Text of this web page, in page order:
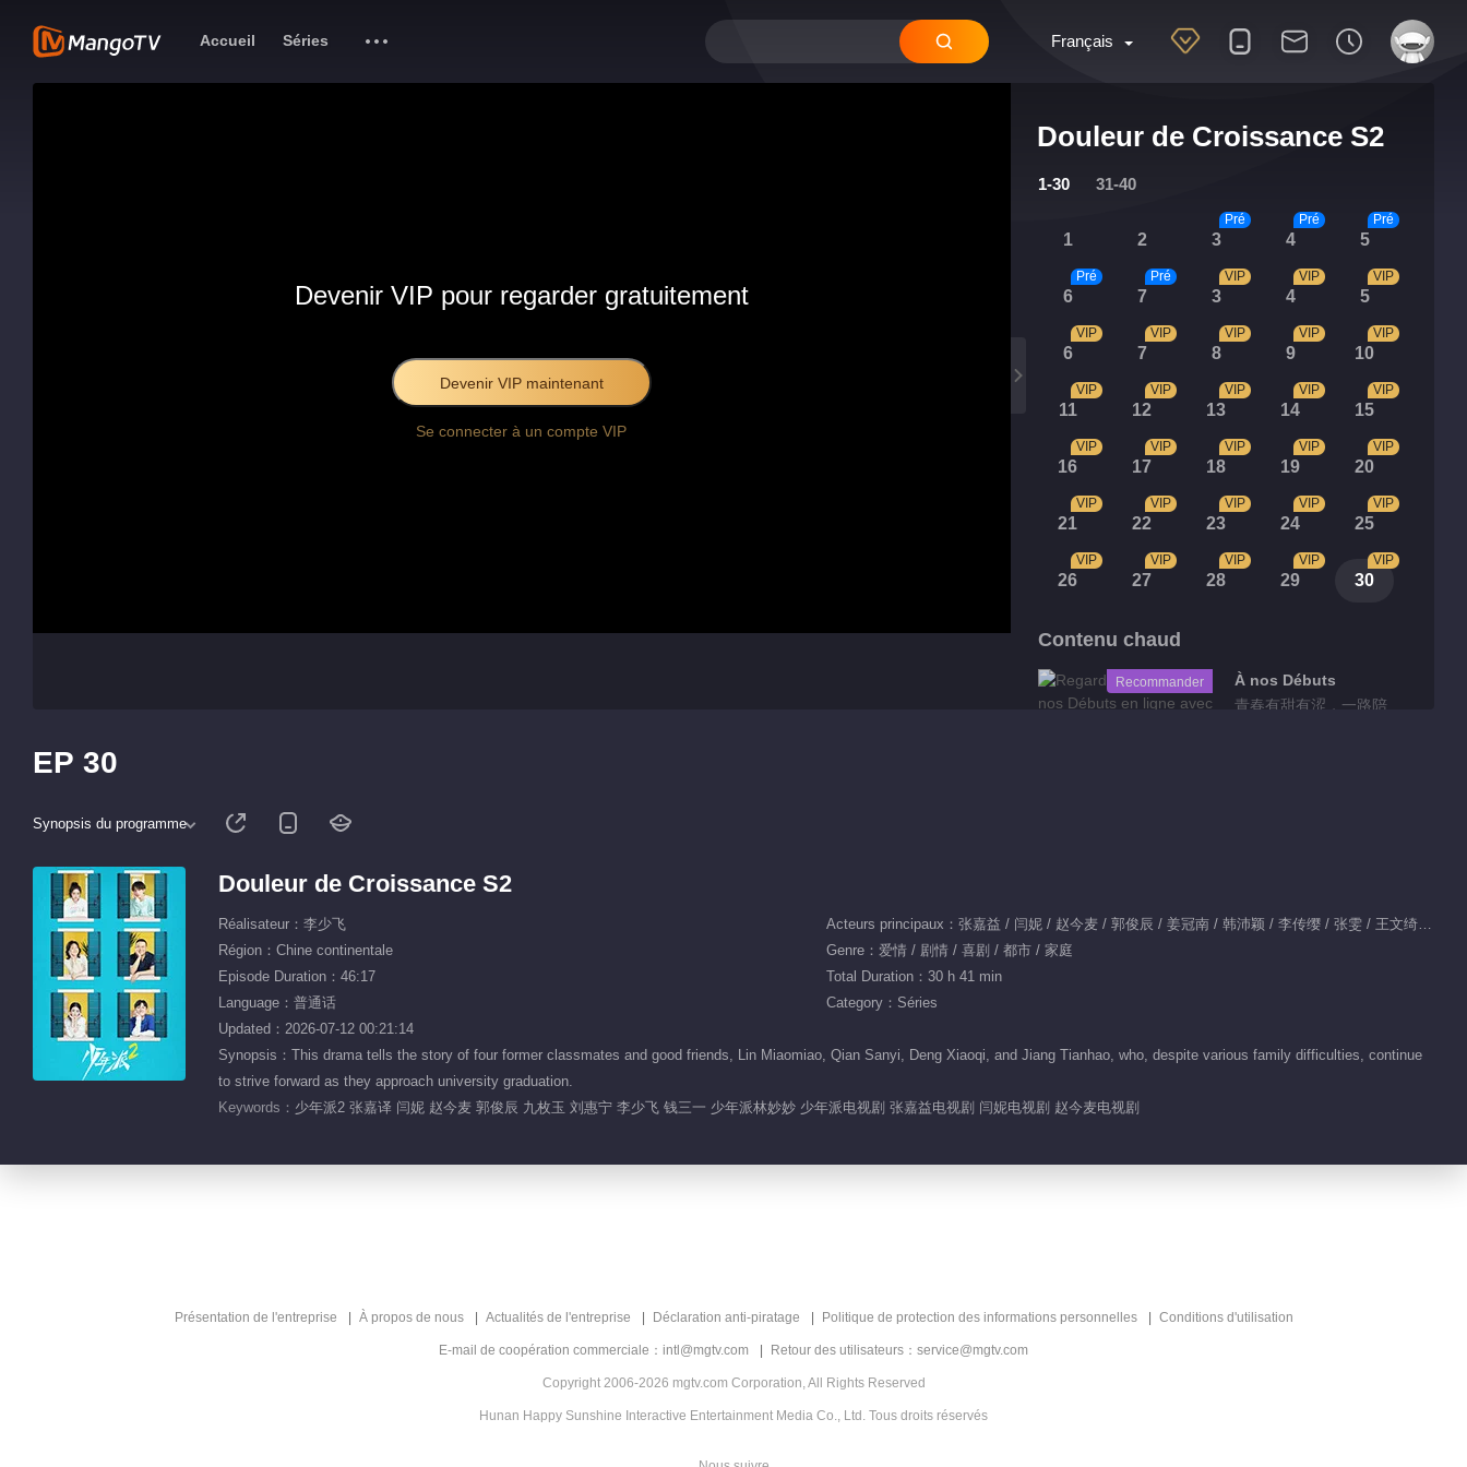
Français
Accueil Séries
Douleur de Croissance S2
1-30 31-40
1 2 3
Pré
4
Pré
5
Pré
6
Pré
7
Pré
3
VIP
4
VIP
5
VIP
6
VIP
7
VIP
8
VIP
9
VIP
10
VIP
11
VIP
12
VIP
13
VIP
14
VIP
15
VIP
16
VIP
17
VIP
18
VIP
19
VIP
20
VIP
21
VIP
22
VIP
23
VIP
24
VIP
25
VIP
26
VIP
27
VIP
28
VIP
29
VIP
30
VIP
Contenu chaud
Recommander
À nos Débuts
青春有甜有涩，一路陪
Vietnamienne
766.2M
Devenir VIP pour regarder gratuitement
Devenir VIP maintenant
Se connecter à un compte VIP
EP 30
Synopsis du programme
Douleur de Croissance S2
Réalisateur：李少飞
Acteurs principaux：张嘉益 / 闫妮 / 赵今麦 / 郭俊辰 / 姜冠南 / 韩沛颖 / 李传缨 / 张雯 / 王文绮 / 胡家华 / 张奕聪 / 张樟 / 杨旭 / 刘航宇 / 吴璟沐
Région：Chine continentale
Genre：爱情 / 剧情 / 喜剧 / 都市 / 家庭
Episode Duration：46:17
Total Duration：30 h 41 min
Language：普通话
Category：Séries
Updated：2026-07-12 00:21:14
Synopsis：This drama tells the story of four former classmates and good friends, Lin Miaomiao, Qian Sanyi, Deng Xiaoqi, and Jiang Tianhao, who, despite various family difficulties, continue
to strive forward as they approach university graduation.
Keywords： 少年派2 张嘉译 闫妮 赵今麦 郭俊辰 九枚玉 刘惠宁 李少飞 钱三一 少年派林妙妙 少年派电视剧 张嘉益电视剧 闫妮电视剧 赵今麦电视剧
Présentation de l'entreprise À propos de nous Actualités de l'entreprise Déclaration anti-piratage Politique de protection des informations personnelles Conditions d'utilisation
E-mail de coopération commerciale：intl@mgtv.com Retour des utilisateurs：service@mgtv.com
Copyright 2006-2026 mgtv.com Corporation, All Rights Reserved
Hunan Happy Sunshine Interactive Entertainment Media Co., Ltd. Tous droits réservés